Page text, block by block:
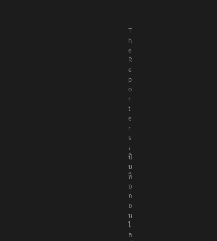
T
h
e
R
e
p
o
r
t
e
r
s
เ
ป็
น
สื่
อ
อ
อ
น
ไ
ล